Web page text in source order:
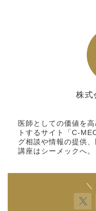
株式
医師としての価値を
トするサイト「C-
グ相談や情報の提供
講座はシーメックへ。